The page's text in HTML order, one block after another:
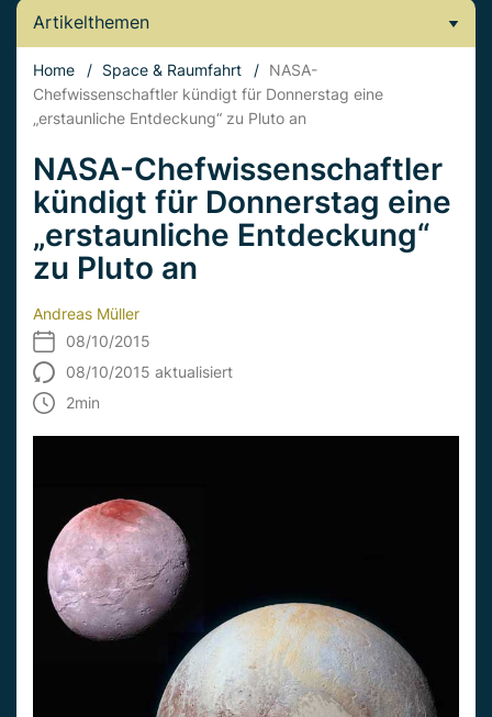
Artikelthemen
Home / Space & Raumfahrt / NASA-
Chefwissenschaftler kündigt für Donnerstag eine
„erstaunliche Entdeckung“ zu Pluto an
NASA-Chefwissenschaftler
kündigt für Donnerstag eine
„erstaunliche Entdeckung“
zu Pluto an
Andreas Müller
08/10/2015
08/10/2015 aktualisiert
2min